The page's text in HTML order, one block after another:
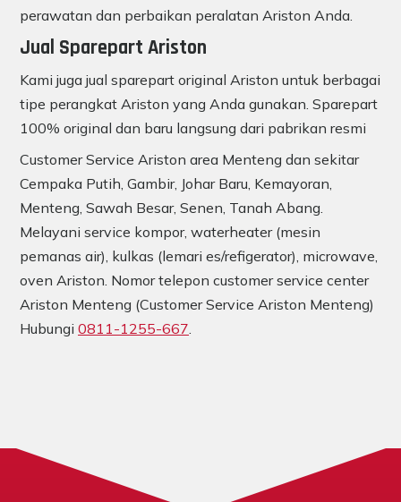
perawatan dan perbaikan peralatan Ariston Anda.
Jual Sparepart Ariston
Kami juga jual sparepart original Ariston untuk berbagai
tipe perangkat Ariston yang Anda gunakan. Sparepart
100% original dan baru langsung dari pabrikan resmi
Customer Service Ariston area Menteng dan sekitar
Cempaka Putih, Gambir, Johar Baru, Kemayoran,
Menteng, Sawah Besar, Senen, Tanah Abang.
Melayani service kompor, waterheater (mesin
pemanas air), kulkas (lemari es/refigerator), microwave,
oven Ariston. Nomor telepon customer service center
Ariston Menteng (Customer Service Ariston Menteng)
Hubungi 0811-1255-667.